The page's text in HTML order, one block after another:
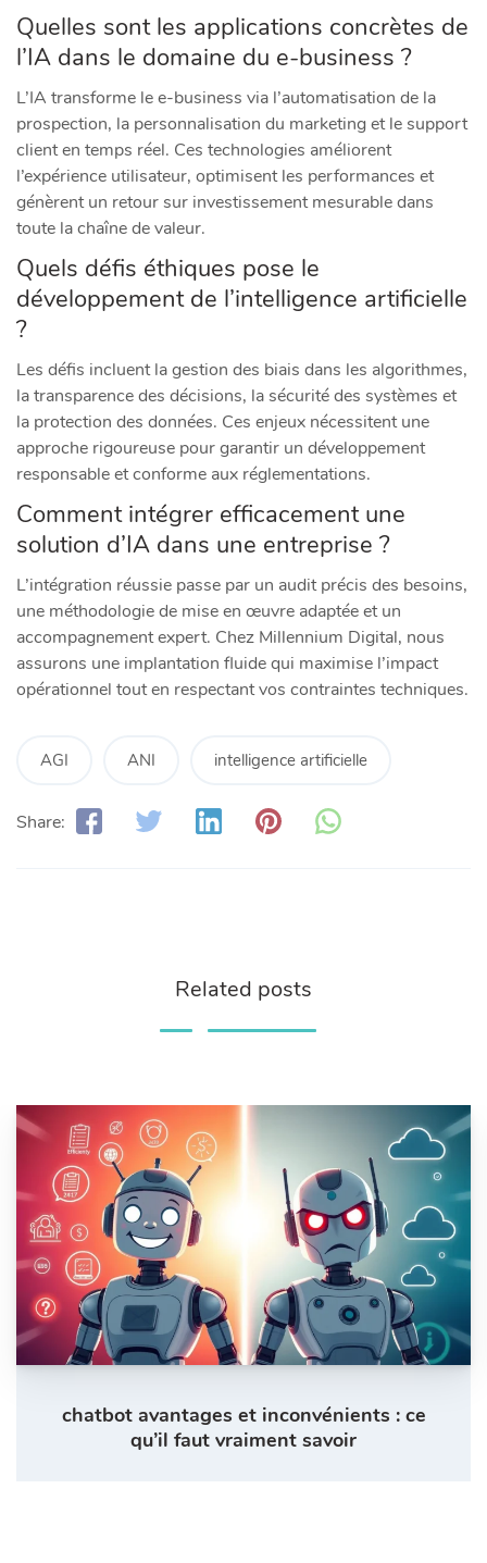
Quelles sont les applications concrètes de
l’IA dans le domaine du e-business ?
L’IA transforme le e-business via l’automatisation de la
prospection, la personnalisation du marketing et le support
client en temps réel. Ces technologies améliorent
l’expérience utilisateur, optimisent les performances et
génèrent un retour sur investissement mesurable dans
toute la chaîne de valeur.
Quels défis éthiques pose le
développement de l’intelligence artificielle
?
Les défis incluent la gestion des biais dans les algorithmes,
la transparence des décisions, la sécurité des systèmes et
la protection des données. Ces enjeux nécessitent une
approche rigoureuse pour garantir un développement
responsable et conforme aux réglementations.
Comment intégrer efficacement une
solution d’IA dans une entreprise ?
L’intégration réussie passe par un audit précis des besoins,
une méthodologie de mise en œuvre adaptée et un
accompagnement expert. Chez Millennium Digital, nous
assurons une implantation fluide qui maximise l’impact
opérationnel tout en respectant vos contraintes techniques.
AGI ANI intelligence artificielle
Share:
Related posts
chatbot avantages et inconvénients : ce
qu’il faut vraiment savoir